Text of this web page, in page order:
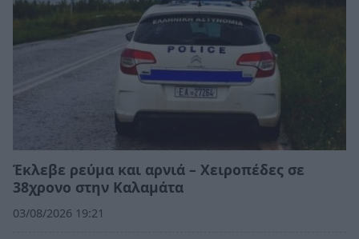
Έκλεβε ρεύμα και αρνιά – Χειροπέδες σε
38χρονο στην Καλαμάτα
03/08/2026 19:21